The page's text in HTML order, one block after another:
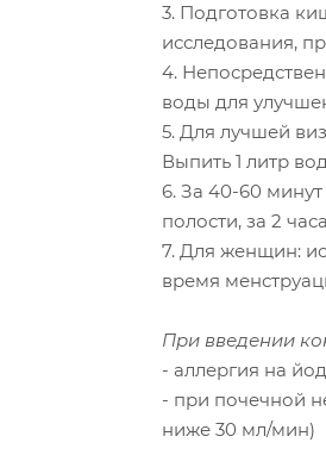
3. Подготовка
исследования,
4.
воды для
5. Для лучшей
Выпить 1 литр
6. За 40-60
полости, за 2
7. Для женщин:
время
При введении
- аллергия на
- при почечной
ниже 30 мл/мин)